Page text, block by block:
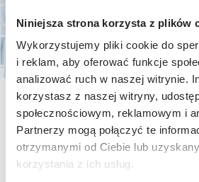
Niniejsza strona korzysta z plików
Wykorzystujemy pliki cookie do
i reklam, aby oferować funkcje
analizować ruch w naszej witrynie.
korzystasz z naszej witryny,
społecznościowym, reklamowym i
Partnerzy mogą połączyć te
otrzymanymi od Ciebie lub
korzystania z ich usług.
Badania kliniczne – Gdańsk
Centrum Badań Klinicznych
PI-House